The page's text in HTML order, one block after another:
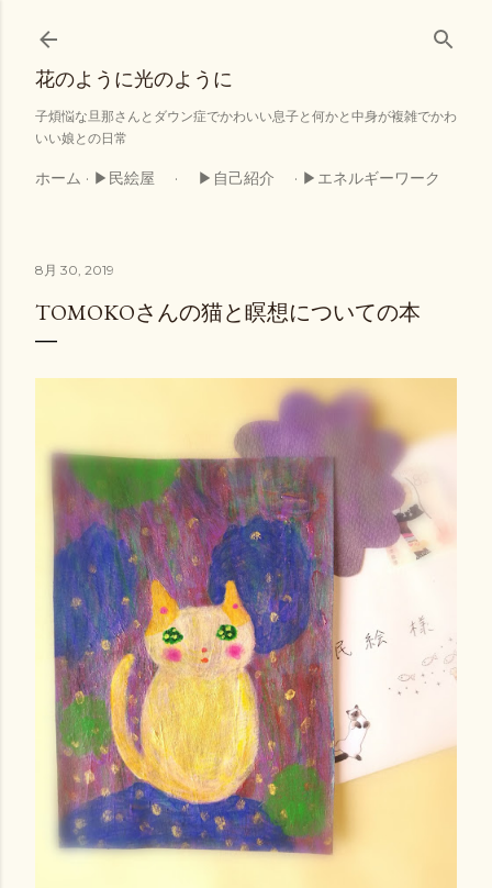
スキップしてメイン コンテンツに移動
花のように光のように
子煩悩な旦那さんとダウン症でかわいい息子と何かと中身が複雑でかわ
いい娘との日常
ホーム ▶民絵屋 ▶自己紹介 ▶エネルギーワーク
8月 30, 2019
TOMOKOさんの猫と瞑想についての本